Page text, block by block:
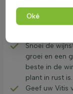
matige
Tips voor
Snoei de
groei en een
beste in de
plant in rust is.
Geef uw Vitis
Oké